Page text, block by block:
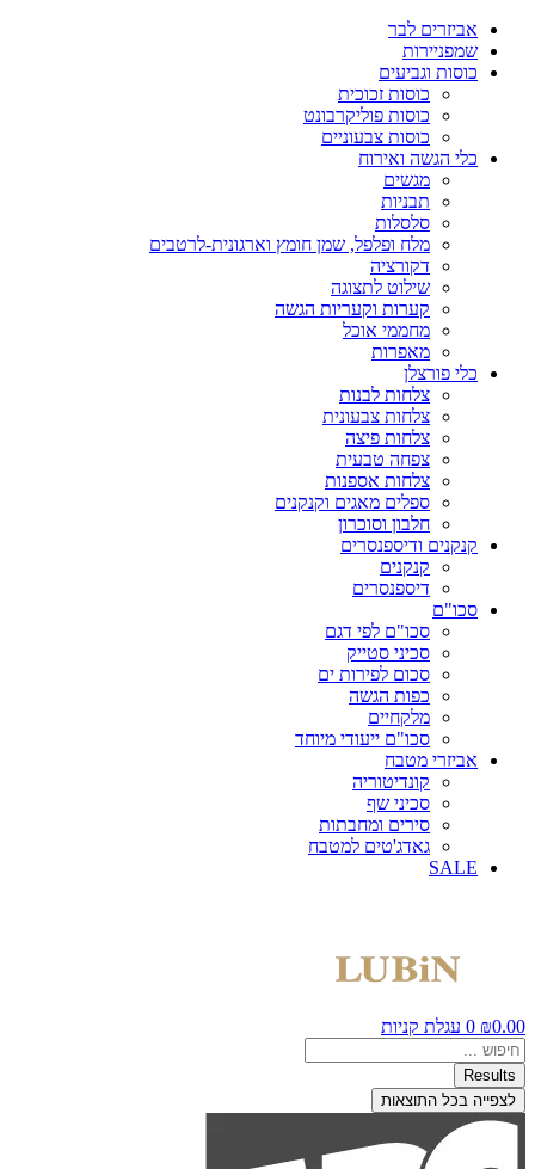
אביזרים לבר
שמפניירות
כוסות וגביעים
כוסות זכוכית
כוסות פוליקרבונט
כוסות צבעוניים
כלי הגשה ואירוח
מגשים
תבניות
סלסלות
מלח ופלפל, שמן חומץ וארגונית-לרטבים
דקורציה
שילוט לתצוגה
קערות וקעריות הגשה
מחממי אוכל
מאפרות
כלי פורצלן
צלחות לבנות
צלחות צבעונית
צלחות פיצה
צפחה טבעית
צלחות אספנות
ספלים מאגים וקנקנים
חלבון וסוכרון
קנקנים ודיספנסרים
קנקנים
דיספנסרים
סכו"ם
סכו"ם לפי דגם
סכיני סטייק
סכום לפירות ים
כפות הגשה
מלקחיים
סכו"ם ייעודי מיוחד
אביזרי מטבח
קונדיטוריה
סכיני שף
סירים ומחבתות
גאדג'טים למטבח
SALE
₪0.00
0 עגלת קניות
Search
...
Results
לצפייה בכל התוצאות